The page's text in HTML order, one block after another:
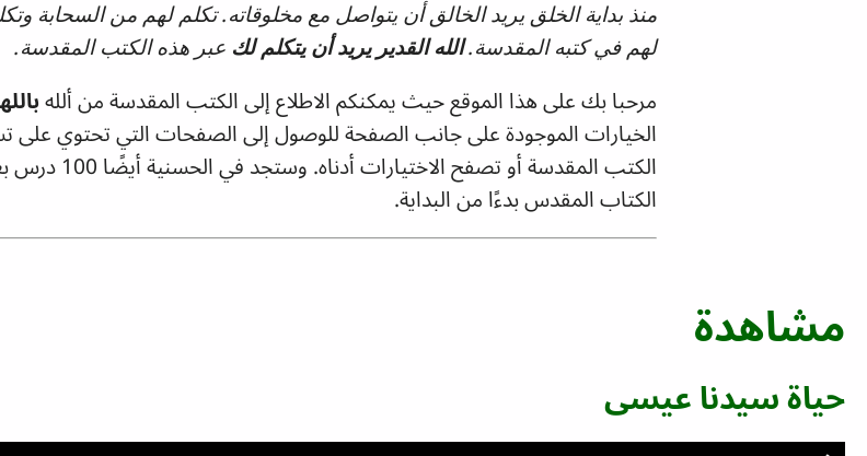
منذ بداية الخلق يريد الخالق أن يتواصل مع مخلوقاته. تكلم لهم من السحابة
لهم في كتبه المقدسة.الله القدير يريد أن يتكلم لك عبر هذه الكتب المقدسة.
مرحبا بك على هذا الموقع حيث يمكنكم الاطلاع إلى الكتب المقدسة من ألله
الخيارات الموجودة على جانب الصفحة للوصول إلى الصفحات التي تحتوي على
الكتب المقدسة أو تصفح الاختيارات أدناه. وستجد في الحسنية أيضًا 100 درس بعنوان
الكتاب المقدس بدءًا من البداية.
مشاهدة
حياة سيدنا عيسى